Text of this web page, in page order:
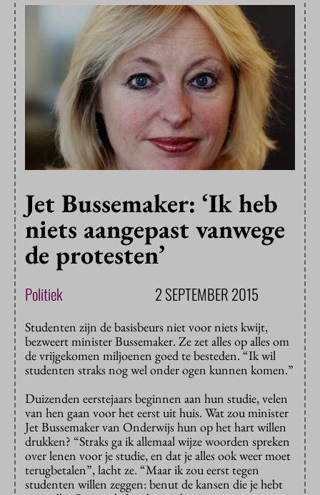
Jet Bussemaker: ‘Ik heb
niets aangepast vanwege
de protesten’
Politiek 2 SEPTEMBER 2015
Studenten zijn de basisbeurs niet voor niets kwijt,
bezweert minister Bussemaker. Ze zet alles op alles om
de vrijgekomen miljoenen goed te besteden. “Ik wil
studenten straks nog wel onder ogen kunnen komen.”
Duizenden eerstejaars beginnen aan hun studie, velen
van hen gaan voor het eerst uit huis. Wat zou minister
Jet Bussemaker van Onderwijs hun op het hart willen
drukken? “Straks ga ik allemaal wijze woorden spreken
over lenen voor je studie, en dat je alles ook weer moet
terugbetalen”, lacht ze. “Maar ik zou eerst tegen
studenten willen zeggen: benut de kansen die je hebt